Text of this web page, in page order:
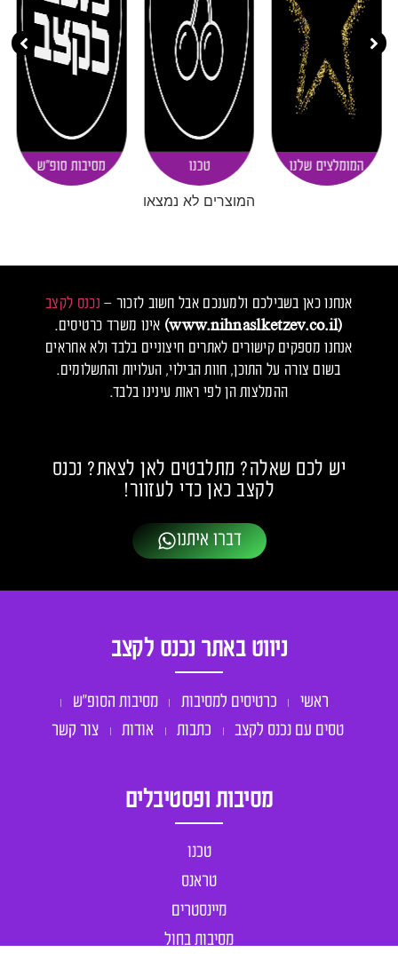
המומלצים שלנו טכנו מסיבות סופ"ש
המוצרים לא נמצאו
אנחנו כאן בשבילכם ולמענכם אבל חשוב לזכור – נכנס לקצב
(www.nihnaslketzev.co.il)
אינו משרד כרטיסים.
אנחנו מספקים קישורים לאתרים חיצוניים בלבד ולא אחראים
בשום צורה על התוכן, חוות הבילוי, העלויות והתשלומים.
ההמלצות הן לפי ראות עינינו בלבד.
יש לכם שאלה? מתלבטים לאן לצאת? נכנס
לקצב כאן כדי לעזוור!
דברו איתנו
מסיבות ופסטיבלים
טכנו
טראנס
מיינסטרים
מסיבות בחול
ניווט באתר נכנס לקצב
ראשי כרטיסים למסיבות
מסיבות הסופ״ש
טסים עם נכנס לקצב
כתבות אודות צור קשר